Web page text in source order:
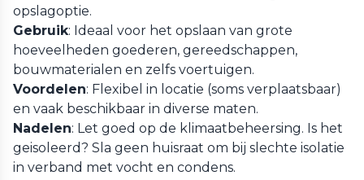
opslagoptie.
Gebruik: Ideaal voor het opslaan van grote
hoeveelheden goederen, gereedschappen,
bouwmaterialen en zelfs voertuigen.
Voordelen: Flexibel in locatie (soms verplaatsbaar)
en vaak beschikbaar in diverse maten.
Nadelen: Let goed op de klimaatbeheersing. Is het
geisoleerd? Sla geen huisraat om bij slechte isolatie
in verband met vocht en condens.